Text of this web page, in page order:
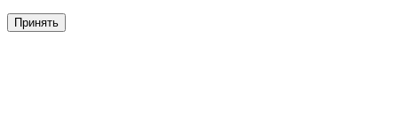
Принять